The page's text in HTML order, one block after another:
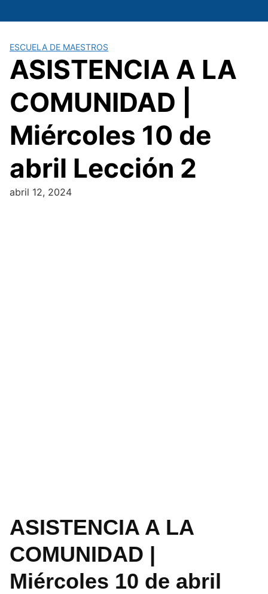
al
ESCUELA DE MAESTROS
ASISTENCIA A LA
COMUNIDAD |
Miércoles 10 de
abril Lección 2
abril 12, 2024
ASISTENCIA A LA
COMUNIDAD |
Miércoles 10 de abril